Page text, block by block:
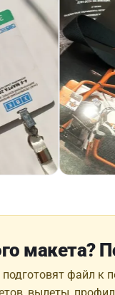
макета?
файл к